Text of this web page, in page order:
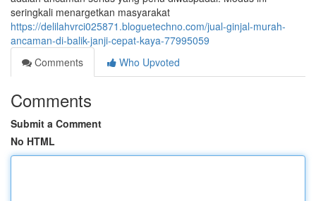
seringkali menargetkan masyarakat
https://delilahvrci025871.bloguetechno.com/jual-ginjal-murah-
ancaman-di-balik-janji-cepat-kaya-77995059
Comments
Who Upvoted
Comments
Submit a Comment
No HTML